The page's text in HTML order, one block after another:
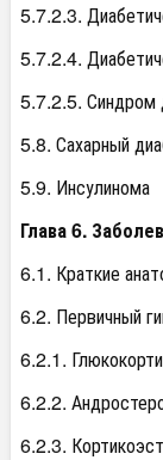
5.7.2.3.
5.7.2.4.
5.7.2.5. Синдром
5.8. Сахарный
5.9. Инсулинома
Глава 6.
6.1. Краткие
6.2. Первичный
6.2.1.
6.2.2.
6.2.3.